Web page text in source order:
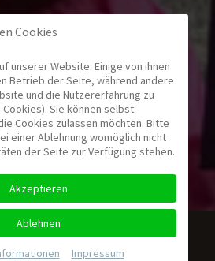
Cookies
unserer Website. Einige von ihnen
Betrieb der Seite, während andere
und die Nutzererfahrung zu
Sie können selbst
Cookies zulassen möchten. Bitte
einer Ablehnung womöglich nicht
der Seite zur Verfügung stehen.
Akzeptieren
Ablehnen
Impressum